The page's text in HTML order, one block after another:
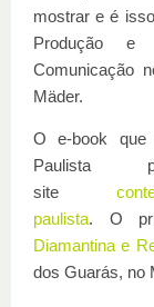
mostrar e é
Produção e
Comunicação
Mäder.
O e-book que
Paulista
site
paulista. O
Diamantina e
dos Guarás, no